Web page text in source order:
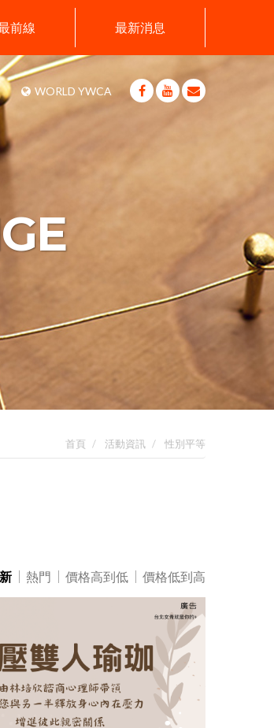
前線 最新消息
WORLD YWCA
首頁 活動資訊 性別平等
熱門 價格高到低 價格低到高